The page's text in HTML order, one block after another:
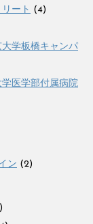
ート (4)
学板橋キャンパ
学医学部付属病院
ン (2)